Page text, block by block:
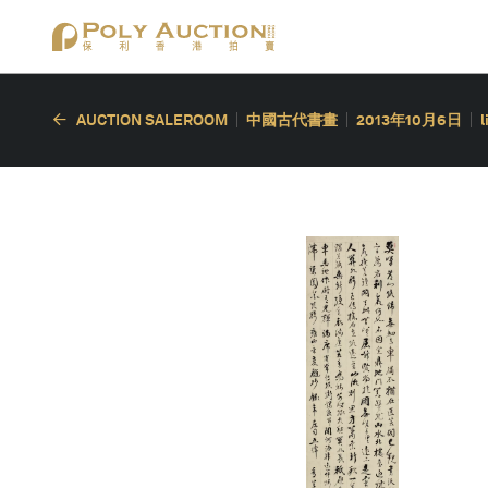
AUCTION SALEROOM 中國古代書畫 2013年10月6日